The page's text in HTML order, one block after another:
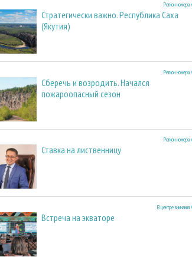
Регион номера
Стратегически важно. Республика Саха
(Якутия)
Регион номера
Сберечь и возродить. Начался
пожароопасный сезон
Регион номера
Ставка на лиственницу
В центре внимания
Встреча на экваторе